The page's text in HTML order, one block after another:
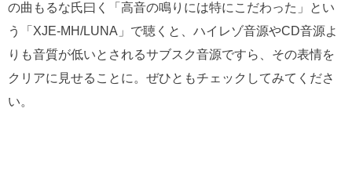
の曲もるな氏曰く「高音の鳴りには特にこだわった」とい
う「XJE-MH/LUNA」で聴くと、ハイレゾ音源やCD音源よ
りも音質が低いとされるサブスク音源ですら、その表情を
クリアに見せることに。ぜひともチェックしてみてくださ
い。